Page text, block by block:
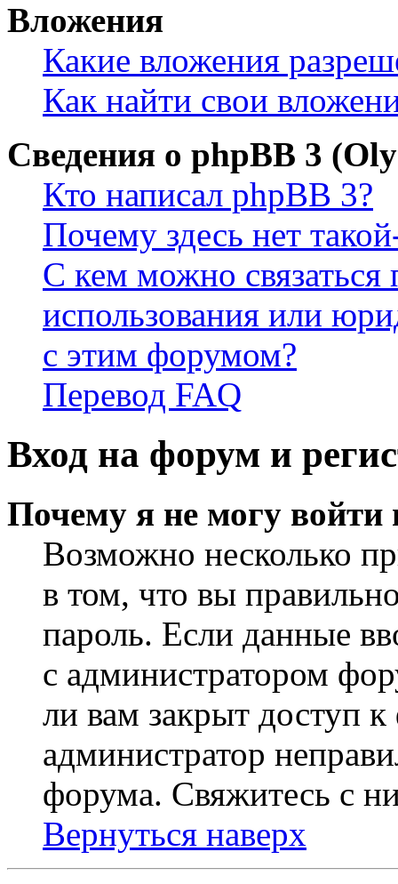
Вложения
Какие вложения
Как найти свои
Сведения о phpBB 3
Кто написал phpBB 3?
Почему здесь нет
С кем можно связаться
использования или
с этим форумом?
Перевод FAQ
Вход на форум и
Почему я не могу войти
Возможно несколько
в том, что вы
пароль. Если данные
с администратором
ли вам закрыт доступ
администратор
форума. Свяжитесь с
Вернуться наверх